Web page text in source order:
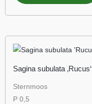
Sagina subulata ‚Rucus‘
Sternmoos
P 0,5